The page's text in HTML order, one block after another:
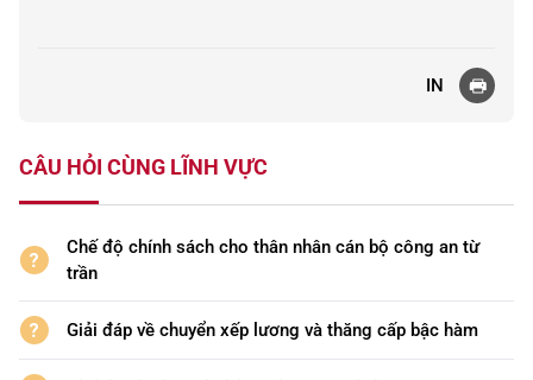
IN
CÂU HỎI CÙNG LĨNH VỰC
Chế độ chính sách cho thân nhân cán bộ công an từ
trần
Giải đáp về chuyển xếp lương và thăng cấp bậc hàm